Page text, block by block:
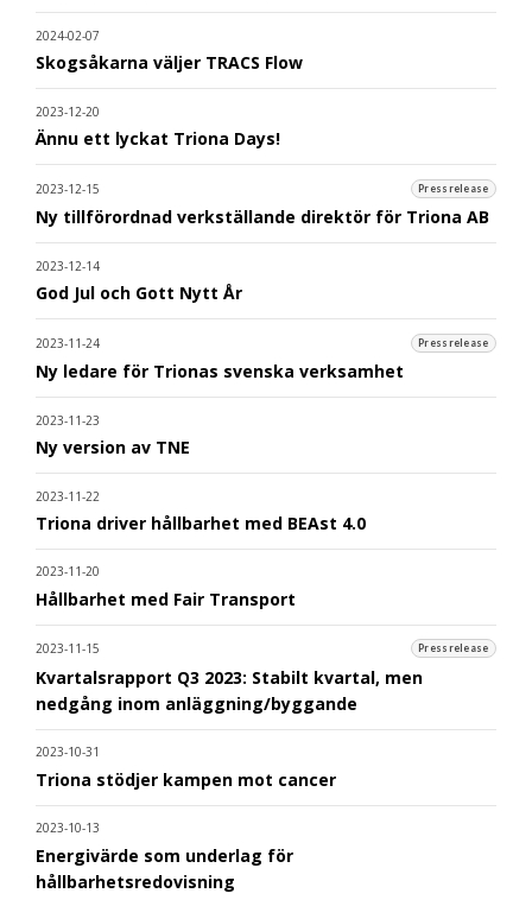
2024-02-07
Skogsåkarna väljer TRACS Flow
2023-12-20
Ännu ett lyckat Triona Days!
2023-12-15 Pressrelease
Ny tillförordnad verkställande direktör för Triona AB
2023-12-14
God Jul och Gott Nytt År
2023-11-24 Pressrelease
Ny ledare för Trionas svenska verksamhet
2023-11-23
Ny version av TNE
2023-11-22
Triona driver hållbarhet med BEAst 4.0
2023-11-20
Hållbarhet med Fair Transport
2023-11-15 Pressrelease
Kvartalsrapport Q3 2023: Stabilt kvartal, men
nedgång inom anläggning/byggande
2023-10-31
Triona stödjer kampen mot cancer
2023-10-13
Energivärde som underlag för
hållbarhetsredovisning